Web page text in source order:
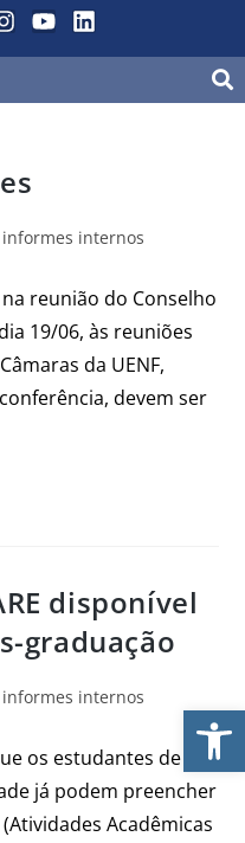
informes internos
reunião do Conselho
19/06, às reuniões
da UENF,
devem ser
disponível
graduação
informes internos
os estudantes de
já podem preencher
Acadêmicas